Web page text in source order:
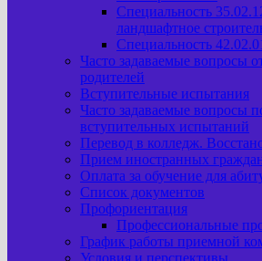
Специальность
ландшафтное
Специальность
Часто задаваемые вопросы
родителей
Вступительные испытания
Часто задаваемые вопросы
вступительных испытаний
Перевод в колледж.
Прием иностранных
Оплата за обучение для
Список документов
Профориентация
Профессиональные
График работы приемной
Условия и перспективы